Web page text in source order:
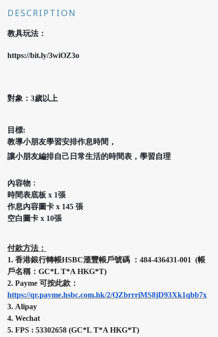
DESCRIPTION
教具玩法：
https://bit.ly/3wiOZ3o
對象： 3歲以上
目標:
教導小朋友學習安排作息時間，
讓小朋友編排自己日常生活的時間表，學習自理
內容物﹕
時間表底板 x 1張
作息內容圖卡 x 145 張
空白圖卡 x 10張
付款方法：
1. 香港銀行轉帳HSBC滙豐帳戶號碼 ：484-436431-001 (帳
戶名稱：GC*L T*A HKG*T)
2. Payme 可按此款：
https://qr.payme.hsbc.com.hk/2/QZbrrriMS8jD93Xk1qbb7x
3. Alipay
4. Wechat
5. FPS : 53302658 (GC*L T*A HKG*T)